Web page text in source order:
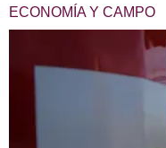
ECONOMÍA Y CAMPO